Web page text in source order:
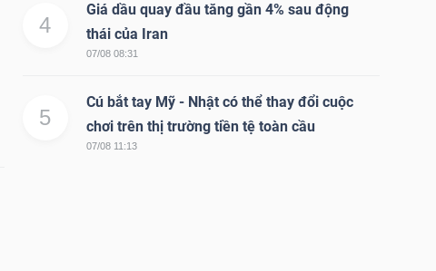
4
Giá dầu quay đầu tăng gần 4% sau động
thái của Iran
07/08 08:31
5
Cú bắt tay Mỹ - Nhật có thể thay đổi cuộc
chơi trên thị trường tiền tệ toàn cầu
07/08 11:13